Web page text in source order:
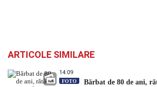
ARTICOLE SIMILARE
14:09
FOTO
Bărbat de 80 de ani,